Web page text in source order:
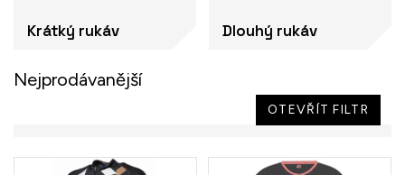
Krátký rukáv Dlouhý rukáv
Nejprodávanější
OTEVŘÍT FILTR
V